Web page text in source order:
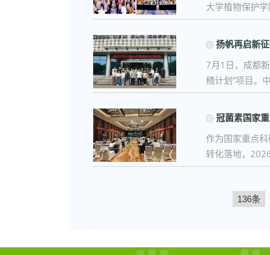
大学植物保护
扬帆再启新
7月1日，成都
穑计划”项目。
冠菌素国家
作为国家重点
转化落地，
136条